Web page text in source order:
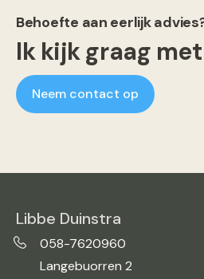
Behoefte aan eerlijk
Ik kijk graag
Neem contact op
Libbe Duinstra
058-7620960
Langebuorren 2